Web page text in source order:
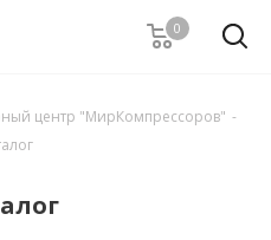
0
центр "МирКомпрессоров" -